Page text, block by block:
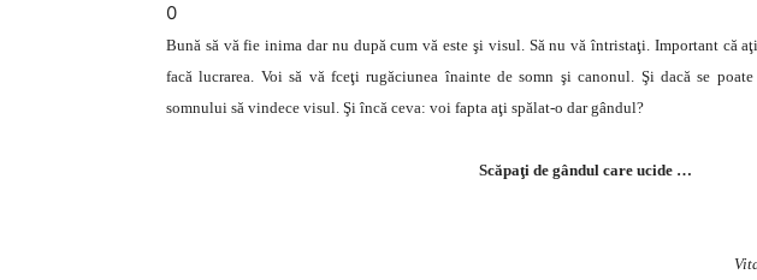
0
Bună să vă fie inima dar nu după cum vă este şi visul. Să nu vă întristaţi. Important că
facă lucrarea. Voi să vă fceţi rugăciunea înainte de somn şi canonul. Şi dacă se
somnului să vindece visul. Şi încă ceva: voi fapta aţi spălat-o dar gândul?
Scăpaţi de gândul care ucide …